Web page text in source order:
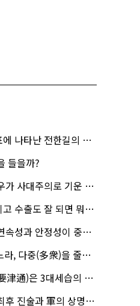
나타난 전한길의 무
들을까?
가 사대주의로 기운 이
수출도 잘 되면 뭐하
속성과 안정성이 중요
라, 다중(多衆)을 줄세
津通)은 3대세습의 사
후 진술과 軍의 상명하